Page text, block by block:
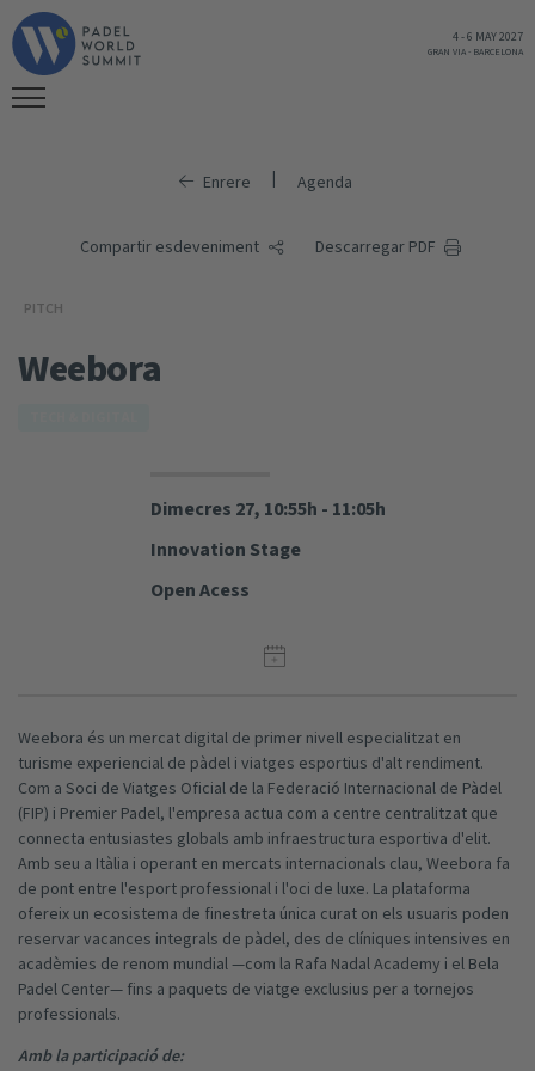
4-6 MAY 2027
GRAN VIA- BARCELONA
Enrere | Agenda
Compartir esdeveniment Descarregar PDF
PITCH
Weebora
Dimecres 27, 10:55h - 11:05h
Innovation Stage
Open Acess
Weebora és un mercat digital de primer nivell especialitzat en
turisme experiencial de pàdel i viatges esportius d'alt rendiment.
Com a Soci de Viatges Oficial de la Federació Internacional de Pàdel
(FIP) i Premier Padel, l'empresa actua com a centre centralitzat que
connecta entusiastes globals amb infraestructura esportiva d'elit.
Amb seu a Itàlia i operant en mercats internacionals clau, Weebora fa
de pont entre l'esport professional i l'oci de luxe. La plataforma
ofereix un ecosistema de finestreta única curat on els usuaris poden
reservar vacances integrals de pàdel, des de clíniques intensives en
acadèmies de renom mundial —com la Rafa Nadal Academy i el Bela
Padel Center— fins a paquets de viatge exclusius per a tornejos
professionals.
Amb la participació de: